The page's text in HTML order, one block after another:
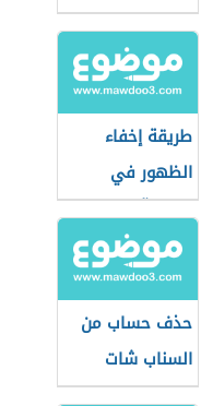
طريقة إخفاء
الظهور في
الواتسآب
حذف حساب من
السناب شات